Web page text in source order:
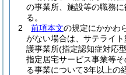
の事業所、施設等の職務
る。
2
前項本文の規定にかかわ
がない場合は、サテライ
護事業所(指定認知症対応
指定居宅サービス事業等
る事業について3年以上の